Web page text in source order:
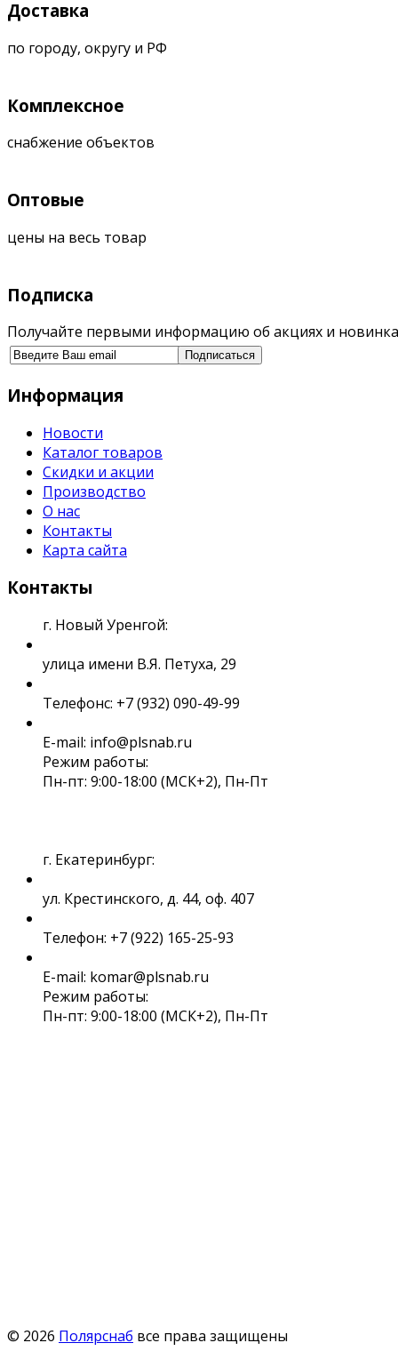
Доставка
по городу, округу и РФ
Комплексное
снабжение объектов
Оптовые
цены на весь товар
Подписка
Получайте первыми информацию об акциях и
Информация
Новости
Каталог товаров
Скидки и акции
Производство
О нас
Контакты
Карта сайта
Контакты
г. Новый Уренгой:
улица имени В.Я. Петуха, 29
Телефонс: +7 (932) 090-49-99
E-mail: info@plsnab.ru
Режим работы:
Пн-пт: 9:00-18:00 (МСК+2), Пн-Пт
г. Екатеринбург:
ул. Крестинского, д. 44, оф. 407
Телефон: +7 (922) 165-25-93
E-mail: komar@plsnab.ru
Режим работы:
Пн-пт: 9:00-18:00 (МСК+2), Пн-Пт
© 2026 Полярснаб все права защищены